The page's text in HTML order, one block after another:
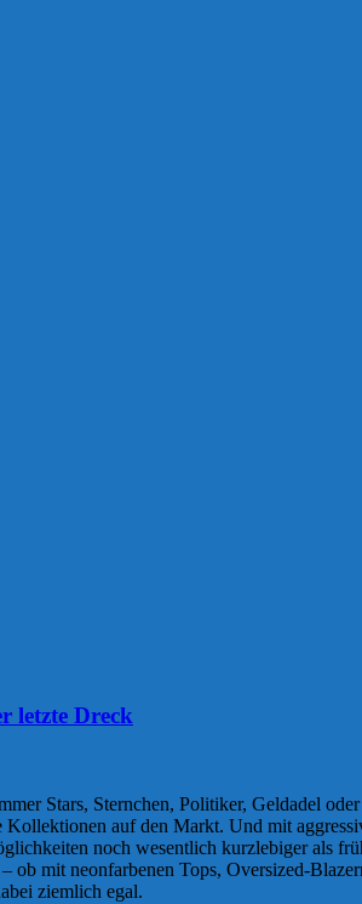
letzte Dreck
Stars, Sternchen, Politiker, Geldadel
auf den Markt. Und mit
noch wesentlich kurzlebiger als
ob mit neonfarbenen Tops, Oversized-
ziemlich egal.